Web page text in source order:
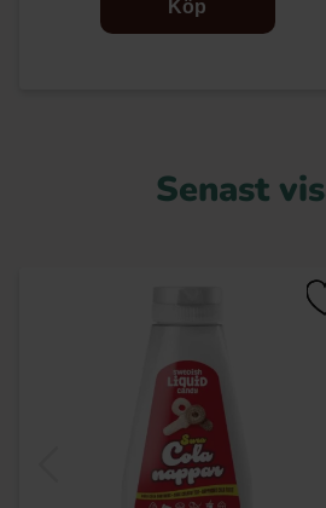
Köp
Senast